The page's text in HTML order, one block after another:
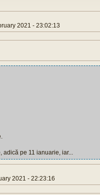
2021 - 23:02:13
adică pe 11 ianuarie, iar...
2021 - 22:23:16